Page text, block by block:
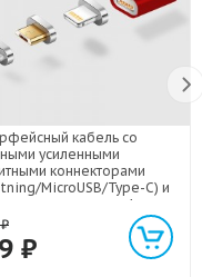
кабель со
усиленными
коннекторами
MicroUSB/Type-C) и
индикатором 1м
₽
₽